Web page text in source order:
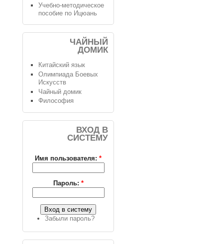
Учебно-методическое
пособие по Ицюань
ЧАЙНЫЙ
ДОМИК
Китайский язык
Олимпиада Боевых
Искусств
Чайный домик
Философия
ВХОД В
СИСТЕМУ
Имя пользователя: *
Пароль: *
Забыли пароль?